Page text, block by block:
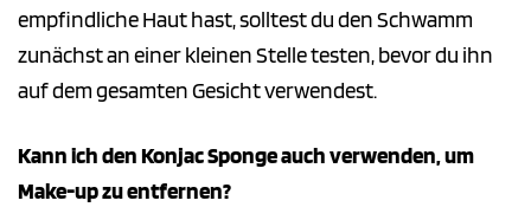
empfindliche Haut hast, solltest du den Schwamm
zunächst an einer kleinen Stelle testen, bevor du ihn
auf dem gesamten Gesicht verwendest.
Kann ich den Konjac Sponge auch verwenden, um
Make-up zu entfernen?